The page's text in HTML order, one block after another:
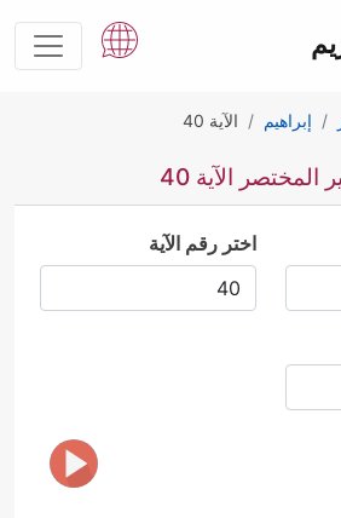
إبراهيم الآية 40
الآية 40
اختر رقم الآية